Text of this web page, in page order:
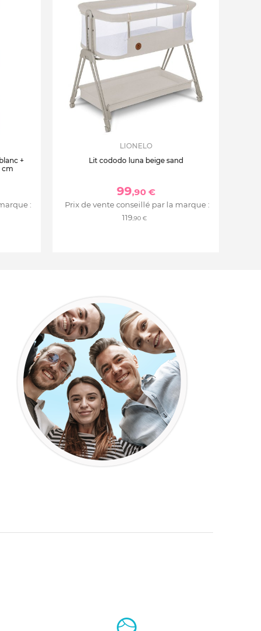
+
cm
:
LIONELO
Lit cododo luna beige sand
99,90 €
Prix de vente conseillé par la marque :
119,90 €